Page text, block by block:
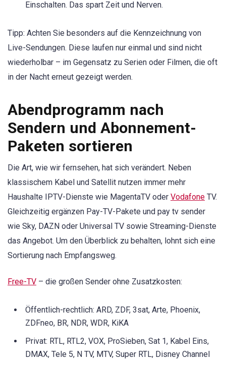
Einschalten. Das spart Zeit und Nerven.
Tipp: Achten Sie besonders auf die Kennzeichnung von
Live-Sendungen. Diese laufen nur einmal und sind nicht
wiederholbar – im Gegensatz zu Serien oder Filmen, die oft
in der Nacht erneut gezeigt werden.
Abendprogramm nach
Sendern und Abonnement-
Paketen sortieren
Die Art, wie wir fernsehen, hat sich verändert. Neben
klassischem Kabel und Satellit nutzen immer mehr
Haushalte IPTV-Dienste wie MagentaTV oder Vodafone TV.
Gleichzeitig ergänzen Pay-TV-Pakete und pay tv sender
wie Sky, DAZN oder Universal TV sowie Streaming-Dienste
das Angebot. Um den Überblick zu behalten, lohnt sich eine
Sortierung nach Empfangsweg.
Free-TV – die großen Sender ohne Zusatzkosten:
Öffentlich-rechtlich: ARD, ZDF, 3sat, Arte, Phoenix,
ZDFneo, BR, NDR, WDR, KiKA
Privat: RTL, RTL2, VOX, ProSieben, Sat 1, Kabel Eins,
DMAX, Tele 5, N TV, MTV, Super RTL, Disney Channel